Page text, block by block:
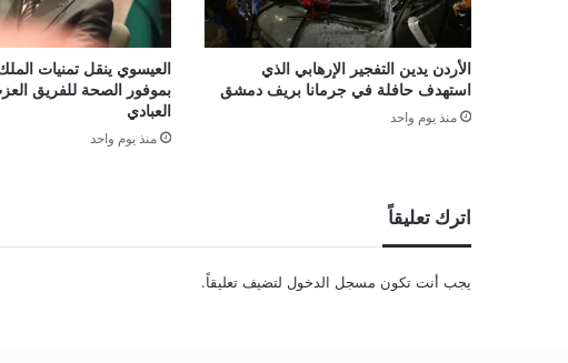
الأردن يدين التفجير الإرهابي الذي
استهدف حافلة في جرمانا بريف دمشق
منذ يوم واحد
العيسوي ينقل تمنيات
بموفور الصحة للفريق
العبادي
منذ يوم واحد
اترك تعليقاً
يجب أنت تكون مسجل الدخول لتضيف تعليقاً.